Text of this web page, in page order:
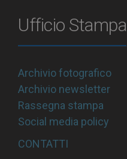
Ufficio Stampa
Archivio fotografico
Archivio newsletter
Rassegna stampa
Social media policy
CONTATTI